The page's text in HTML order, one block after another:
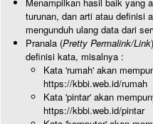
turunan, dan arti atau definisi
mengunduh ulang data dari
Pranala (Pretty Permalink/Link
definisi kata, misalnya :
Kata 'rumah' akan
https://kbbi.web.id/rumah
Kata 'pintar' akan
https://kbbi.web.id/pintar